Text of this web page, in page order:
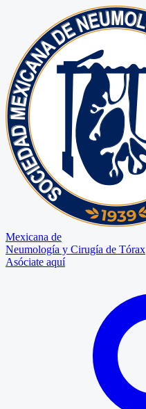
Mexicana de
Neumología y Cirugía de Tórax
Asóciate aquí